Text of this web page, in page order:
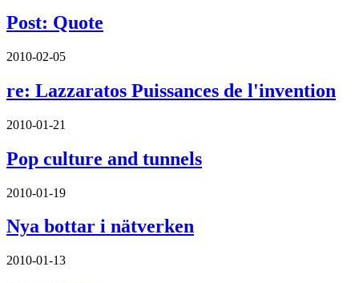
Post: Quote
2010-02-05
re: Lazzaratos Puissances de l'invention
2010-01-21
Pop culture and tunnels
2010-01-19
Nya bottar i nätverken
2010-01-13